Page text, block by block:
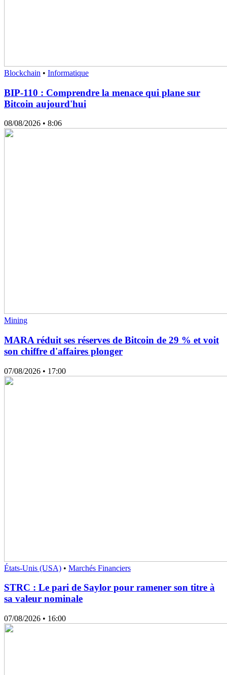
Blockchain • Informatique
BIP-110 : Comprendre la menace qui plane sur
Bitcoin aujourd'hui
08/08/2026 • 8:06
Mining
MARA réduit ses réserves de Bitcoin de 29 % et voit
son chiffre d'affaires plonger
07/08/2026 • 17:00
États-Unis (USA) • Marchés Financiers
STRC : Le pari de Saylor pour ramener son titre à
sa valeur nominale
07/08/2026 • 16:00